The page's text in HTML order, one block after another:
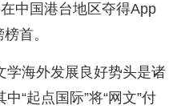
中国港台地区夺得App
首。
学海外发展良好势头是诸
“起点国际”将“网文”付